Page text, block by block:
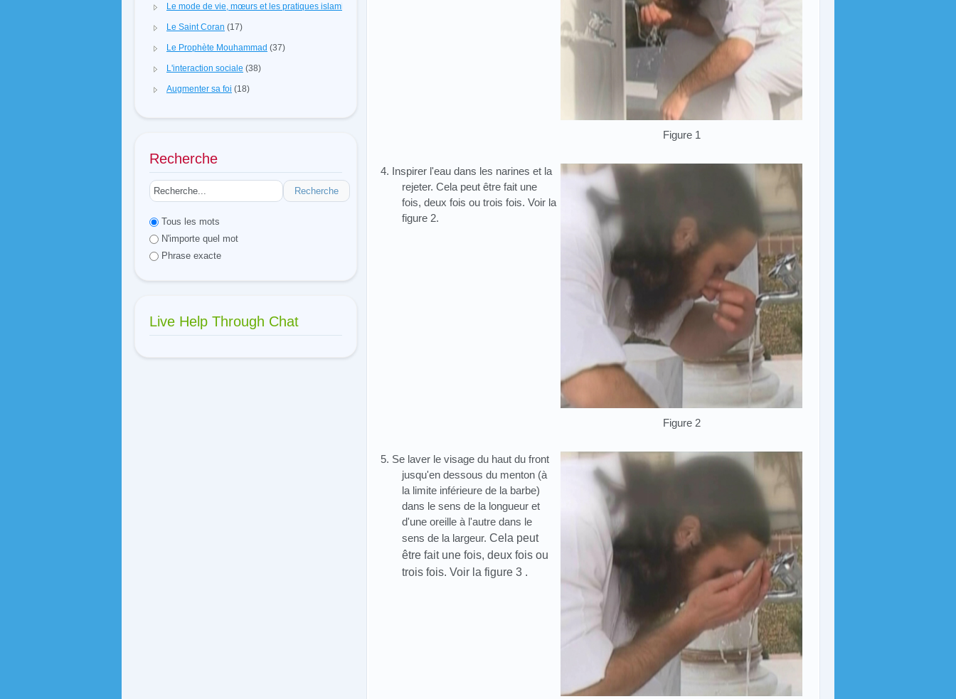
Le mode de vie, mœurs et les pratiques islamiques
Le Saint Coran (17)
Le Prophète Mouhammad (37)
L'interaction sociale (38)
Augmenter sa foi (18)
Recherche
Recherche
Tous les mots
N'importe quel mot
Phrase exacte
Live Help Through Chat
Figure 1
4. Inspirer l'eau dans les narines et la
rejeter. Cela peut être fait une
fois, deux fois ou trois fois. Voir la
figure 2.
Figure 2
5. Se laver le visage du haut du front
jusqu'en dessous du menton (à
la limite inférieure de la barbe)
dans le sens de la longueur et
d'une oreille à l'autre dans le
sens de la largeur.Cela peut
être fait une fois, deux fois ou
trois fois. Voir la figure 3 .